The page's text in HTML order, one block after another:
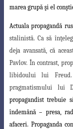
marea grupă şi el
Actuala propagandă
stalinistă. Ca să
deja avansată, că
Pavlov. În contrast,
libidoului lui Freud.
pragmatismului lui
propagandist trebuie
îndemână – presa,
afaceri. Propaganda